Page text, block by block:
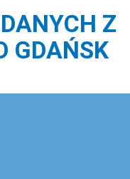
Z
GDAŃSK